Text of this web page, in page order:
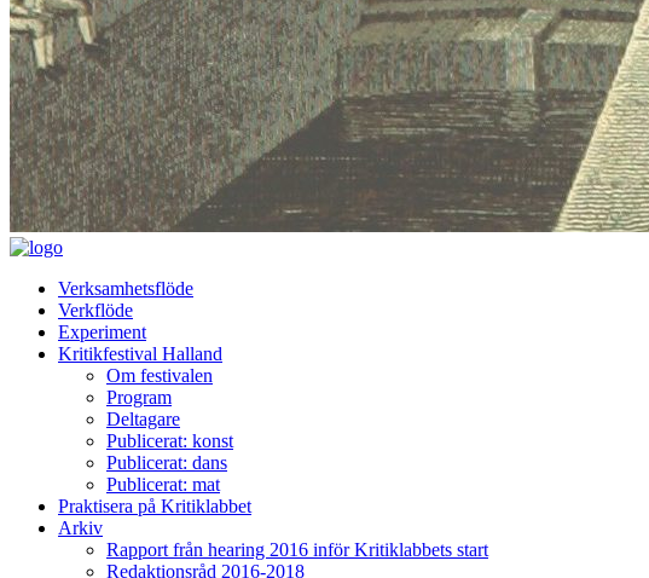
Verksamhetsflöde
Verkflöde
Experiment
Kritikfestival Halland
Om festivalen
Program
Deltagare
Publicerat: konst
Publicerat: dans
Publicerat: mat
Praktisera på Kritiklabbet
Arkiv
Rapport från hearing 2016 inför Kritiklabbets start
Redaktionsråd 2016-2018